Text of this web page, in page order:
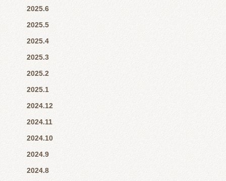
2025.6
2025.5
2025.4
2025.3
2025.2
2025.1
2024.12
2024.11
2024.10
2024.9
2024.8